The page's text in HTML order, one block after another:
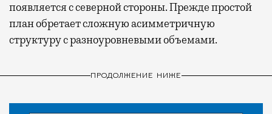
появляется с северной стороны. Прежде простой
план обретает сложную асимметричную
структуру с разноуровневыми объемами.
ПРОДОЛЖЕНИЕ НИЖЕ